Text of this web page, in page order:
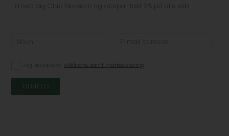
Tilmeld dig Club Blossom og opspar fast 3% på alle køb
Jeg accepterervilkårene samt markedsføring